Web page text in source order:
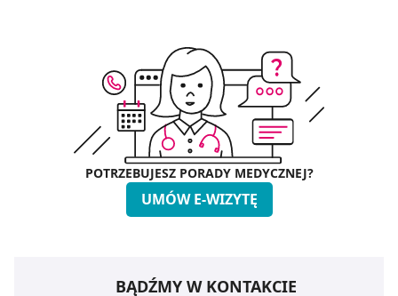
POTRZEBUJESZ PORADY MEDYCZNEJ?
UMÓW E-WIZYTĘ
BĄDŹMY W KONTAKCIE